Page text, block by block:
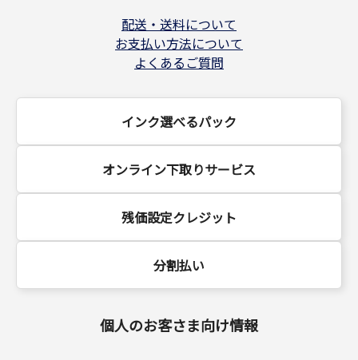
配送・送料について
お支払い方法について
よくあるご質問
インク選べるパック
オンライン下取りサービス
残価設定クレジット
分割払い
個人のお客さま向け情報